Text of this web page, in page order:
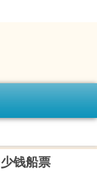
钱船票